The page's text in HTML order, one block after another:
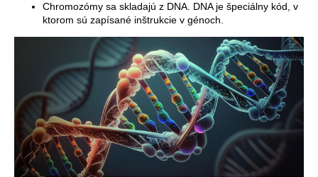
Chromozómy sa skladajú z DNA. DNA je špeciálny kód, v
ktorom sú zapísané inštrukcie v génoch.
m